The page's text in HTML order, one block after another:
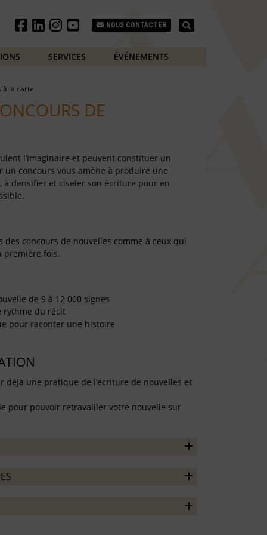
NOUS CONTACTER
SERVICES ÉVÉNEMENTS
à la carte
DE
l’imaginaire et peuvent constituer un
un concours vous amène à produire une
densifier et ciseler son écriture pour en
des concours de nouvelles comme à ceux qui
première fois.
de 9 à 12 000 signes
rythme du récit
pour raconter une histoire
déjà une pratique de l’écriture de nouvelles et
pour pouvoir retravailler votre nouvelle sur